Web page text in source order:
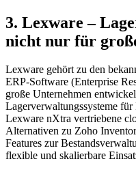
3. Lexware –
nicht nur für
Lexware gehört zu den
ERP-Software (Enterprise
große Unternehmen
Lagerverwaltungssysteme
Lexware nXtra vertriebene
Alternativen zu Zoho
Features zur
flexible und skalierbare